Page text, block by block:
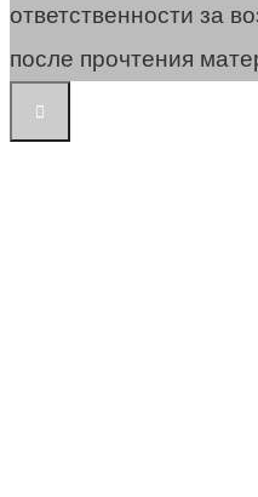
ответственности за
после прочтения